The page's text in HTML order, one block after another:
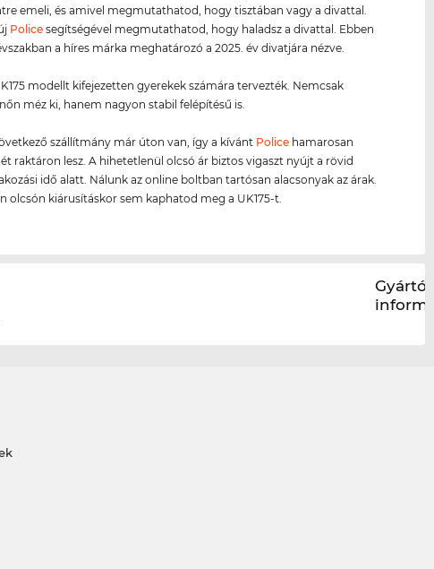
emeli, és amivel megmutathatod, hogy tisztában vagy a divattal.
Police segítségével megmutathatod, hogy haladsz a divattal. Ebben
a híres márka meghatározó a 2025. év divatjára nézve.
modellt kifejezetten gyerekek számára tervezték. Nemcsak
méz ki, hanem nagyon stabil felépítésű is.
szállítmány már úton van, így a kívánt Police hamarosan
raktáron lesz. A hihetetlenül olcsó ár biztos vigaszt nyújt a rövid
idő alatt. Nálunk az online boltban tartósan alacsonyak az árak.
olcsón kiárusításkor sem kaphatod meg a UK175-t.
Gyártói